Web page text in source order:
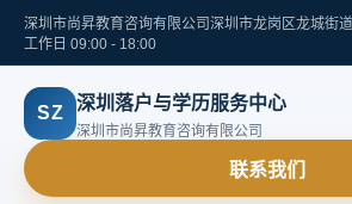
深圳市尚昇教育咨询有限公司 深圳市龙岗区龙城街
工作日 09:00 - 18:00
SZ 深圳落户与学历服务中心
深圳市尚昇教育咨询有限公司
联系我们